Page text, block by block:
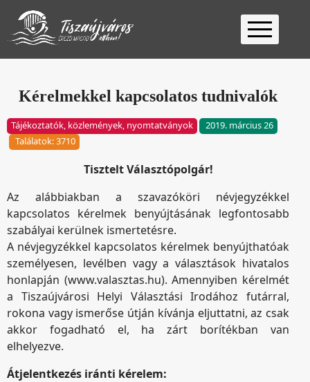
Kezdőlap
Ügyfélfogadás
Ügyintézés
Keresés
Kérelmekkel kapcsolatos tudnivalók
Tájékoztatók, közlemények, nyomtatványok
2019. március 26
Találatok: 3710
Tisztelt Választópolgár!
Az alábbiakban a szavazóköri névjegyzékkel
kapcsolatos kérelmek benyújtásának legfontosabb
szabályai kerülnek ismertetésre.
A névjegyzékkel kapcsolatos kérelmek benyújthatóak
személyesen, levélben vagy a választások hivatalos
honlapján (www.valasztas.hu). Amennyiben kérelmét
a Tiszaújvárosi Helyi Választási Irodához futárral,
rokona vagy ismerőse útján kívánja eljuttatni, az csak
akkor fogadható el, ha zárt borítékban van
elhelyezve.
Átjelentkezés iránti kérelem: